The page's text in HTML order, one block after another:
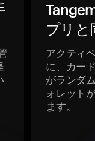
プリと
アクティ
に、カー
がランダ
ォレット
ます。